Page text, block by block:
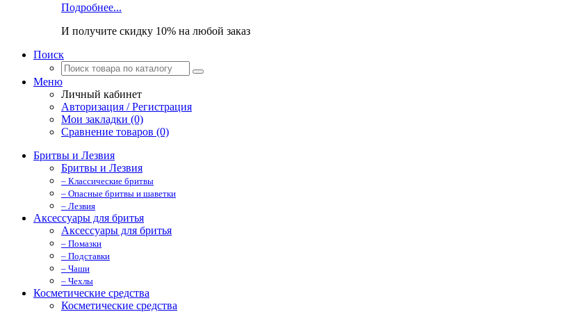
Подробнее...
И получите скидку 10% на любой заказ
Поиск
Меню
Личный кабинет
Авторизация / Регистрация
Мои закладки (0)
Сравнение товаров (0)
Бритвы и Лезвия
Бритвы и Лезвия
– Классические бритвы
– Опасные бритвы и шаветки
– Лезвия
Аксессуары для бритья
Аксессуары для бритья
– Помазки
– Подставки
– Чаши
– Чехлы
Косметические средства
Косметические средства